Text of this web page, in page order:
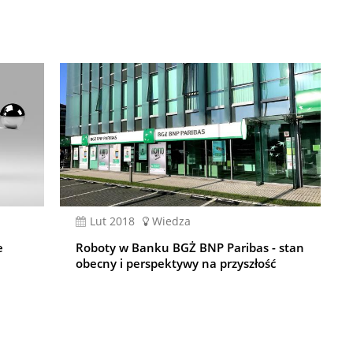
lut 2018 Wiedza
Roboty w Banku BGŻ BNP Paribas - stan
obecny i perspektywy na przyszłość